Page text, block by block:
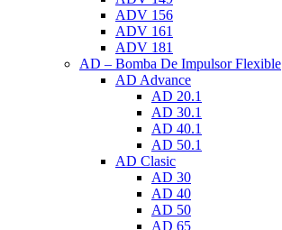
ADV 156
ADV 161
ADV 181
AD – Bomba De Impulsor Flexible
AD Advance
AD 20.1
AD 30.1
AD 40.1
AD 50.1
AD Clasic
AD 30
AD 40
AD 50
AD 65